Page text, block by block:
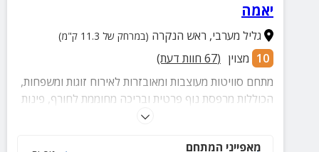
יאמה
גליל מערבי, ראש הנקרה (במרחק של 11.3 ק"מ)
10 מצוין (
67 חוות דעת)
מתחם סוויטות מעוצבות ומאובזרות לאירוח זוגות ומשפחות,
הכוללות מרפסת נוף פרטית ובריכה מחוממת לחורף, פינות
ישיבה נוחות ומרווחות, ג'קוזי ועוד.
מאפייני המתחם